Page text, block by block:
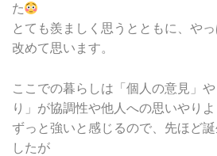
た
とても羨ましく思うとともに、や
改めて思います。
ここでの暮らしは「個人の意見」
り」が協調性や他人への思いやりよ
ずっと強いと感じるので、先ほど
したが